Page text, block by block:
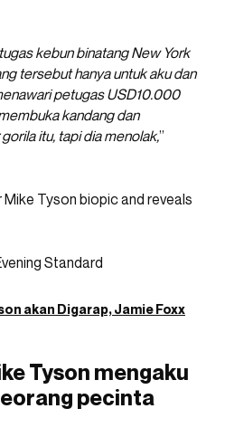
kebun binatang New York
tersebut hanya untuk aku dan
petugas USD10.000
kandang dan
itu, tapi dia menolak,”
Standard
akan Digarap, Jamie Foxx
Tyson mengaku
pecinta